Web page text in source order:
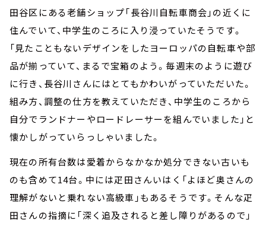
田谷区にある老舗ショップ「長谷川自転車商会」の近くに
住んでいて、中学生のころに入り浸っていたそうです。
「見たこともないデザインをしたヨーロッパの自転車や部
品が揃っていて、まるで宝箱のよう。毎週末のように遊び
に行き、長谷川さんにはとてもかわいがっていただいた。
組み方、調整の仕方を教えていただき、中学生のころから
自分でランドナーやロードレーサーを組んでいました」と
懐かしがっていらっしゃいました。
現在の所有台数は愛着からなかなか処分できない古いも
のも含めて14台。中には疋田さんいはく「よほど奥さんの
理解がないと乗れない高級車」もあるそうです。そんな疋
田さんの指摘に「深く追及されると差し障りがあるので」